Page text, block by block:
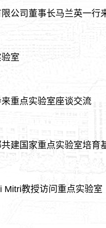
公司董事长马兰英一行
室
重点实验室座谈交流
建国家重点实验室培育
Mitri教授访问重点实验室